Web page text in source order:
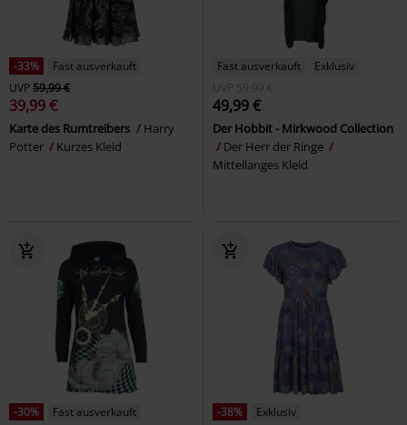
-33%
Fast ausverkauft
UVP59,99 €
39,99 €
Karte des Rumtreibers
Harry
Potter
Kurzes Kleid
Fast ausverkauft
Exklusiv
UVP
59,99 €
49,99 €
Der Hobbit - Mirkwood Collection
Der Herr der Ringe
Mittellanges Kleid
-30%
Fast ausverkauft
-38%
Exklusiv